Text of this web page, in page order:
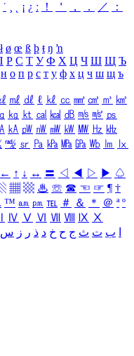
˙ ¸ ¡ ¿ ː ！ ＇ ， ． ／
：
ł ø œ ß þ ŧ ŋ ŉ
Р С Т У Ф Х Ц Ч Ш Щ Ъ
н о п р с т у ф х ц ч ш щ ъ
㎖ ㎗ ℓ ㎘ ㏄ ㎣ ㎤ ㎥ ㎦
㎏ ㏏ ㎈ ㎉ ㏈ ㎧ ㎨ ㎰
㎄ ㎺ ㎻ ㎽ ㎾ ㎿ ㎐ ㎑
㎯ ㏛ ㎩ ㎪ ㎫ ㎬ ㏝ ㏐
㏓
← ↑ ↓ ↔ 〓 ◁ ◀ ▷ ▶ ♤
▦ ▩ ♨ ☏ ☎ ☜ ☞ ¶ †
™ ㏂ ㏘ ℡ ＃ ＆ ＊ ＠ ª º
Ⅳ Ⅴ Ⅵ Ⅶ Ⅷ Ⅸ Ⅹ
ب ت ث ج ح خ د ذ ر ز س